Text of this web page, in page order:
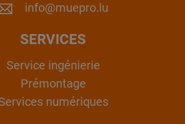
info@muepro.lu
SERVICES
Service ingénierie
Prémontage
numériques